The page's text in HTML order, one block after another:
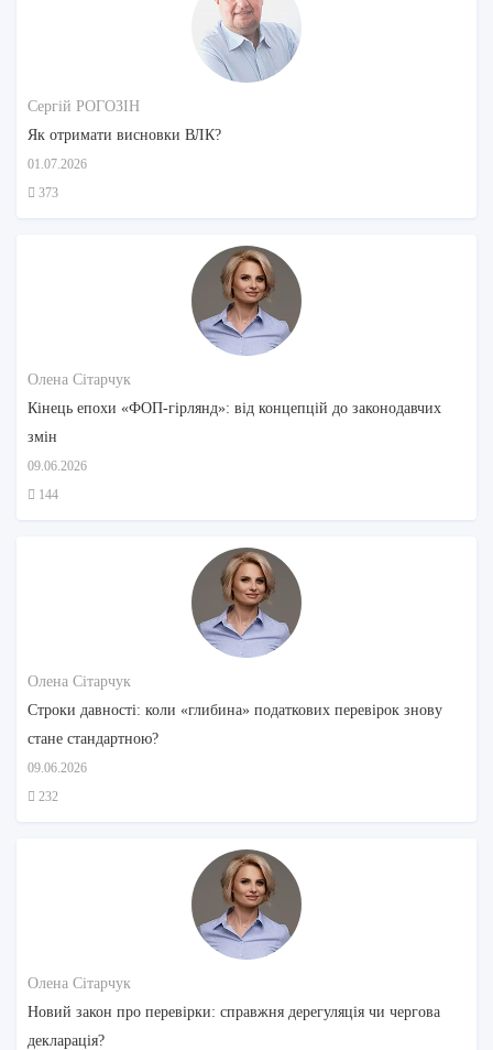
Сергій РОГОЗІН
Як отримати висновки ВЛК?
01.07.2026
373
Олена Сітарчук
Кінець епохи «ФОП-гірлянд»: від концепцій до законодавчих
змін
09.06.2026
144
Олена Сітарчук
Строки давності: коли «глибина» податкових перевірок знову
стане стандартною?
09.06.2026
232
Олена Сітарчук
Новий закон про перевірки: справжня дерегуляція чи чергова
декларація?